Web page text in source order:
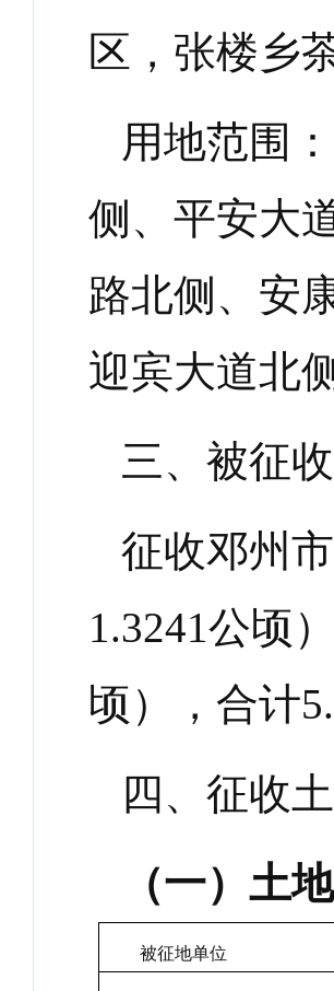
区，张楼乡
用地范围：
侧、平安大
路北侧、安
迎宾大道北
三、 被征
征收邓州
1.3241公顷
顷），合计
四、 征收
（一） 土
被征地单位